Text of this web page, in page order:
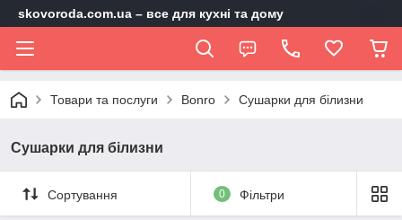
skovoroda.com.ua – все для кухні та дому
Товари та послуги Bonro Сушарки для білизни
Сушарки для білизни
Сортування 0 Фільтри